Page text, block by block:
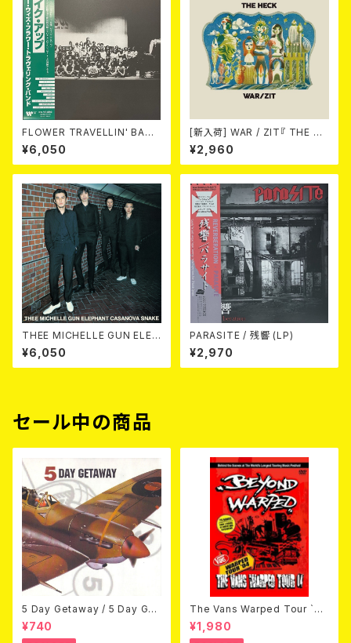
FLOWER TRAVELLIN' BAND
¥6,050
[新入荷] WAR / ZIT『 THE HE
CK( 12") 』
¥2,960
THEE MICHELLE GUN ELEP
HANT / CASANOVA SNAKE
2LP
¥6,050
PARASITE / 残響 (LP)
¥2,970
セール中の商品
5 Day Getaway / 5 Day Get
away (CDEP)
¥740
The Vans Warped Tour `04
Beyond Warped (国内盤DV
D)
¥1,980